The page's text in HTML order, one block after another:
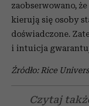
zaobserwowano,
kierują się osoby
doświadczone.
i intuicja
Źródło: Rice
Czytaj